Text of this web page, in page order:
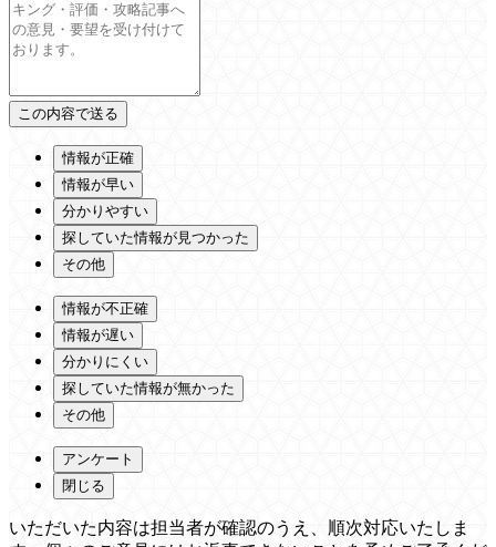
情報が正確
情報が早い
分かりやすい
探していた情報が見つかった
その他
情報が不正確
情報が遅い
分かりにくい
探していた情報が無かった
その他
アンケート
閉じる
いただいた内容は担当者が確認のうえ、順次対応いたしま